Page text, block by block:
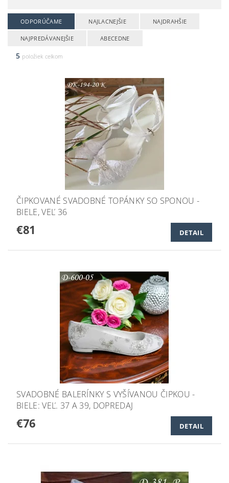
ODPORÚČAME NAJLACNEJŠIE NAJDRAHŠIE
NAJPREDÁVANEJŠIE ABECEDNE
5 položiek celkom
ČIPKOVANÉ SVADOBNÉ TOPÁNKY SO SPONOU -
BIELE, VEĽ 36
€81 DETAIL
SVADOBNÉ BALERÍNKY S VYŠÍVANOU ČIPKOU -
BIELE: VEĽ. 37 A 39, DOPREDAJ
€76 DETAIL